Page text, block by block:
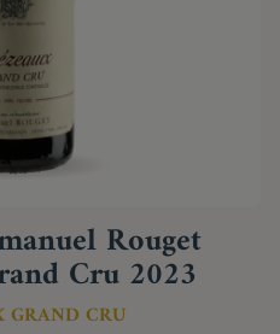
Rouget
Cru 2023
GRAND CRU